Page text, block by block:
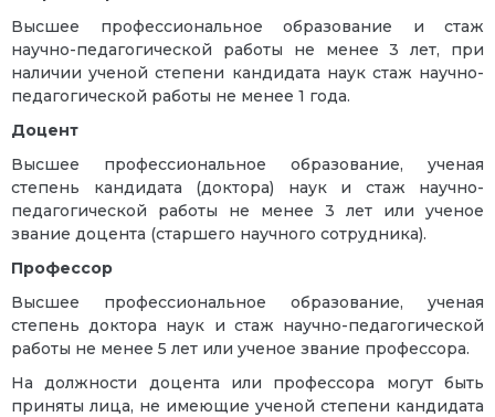
Высшее профессиональное образование и стаж
научно-педагогической работы не менее 3 лет, при
наличии ученой степени кандидата наук стаж научно-
педагогической работы не менее 1 года.
Доцент
Высшее профессиональное образование, ученая
степень кандидата (доктора) наук и стаж научно-
педагогической работы не менее 3 лет или ученое
звание доцента (старшего научного сотрудника).
Профессор
Высшее профессиональное образование, ученая
степень доктора наук и стаж научно-педагогической
работы не менее 5 лет или ученое звание профессора.
На должности доцента или профессора могут быть
приняты лица, не имеющие ученой степени кандидата